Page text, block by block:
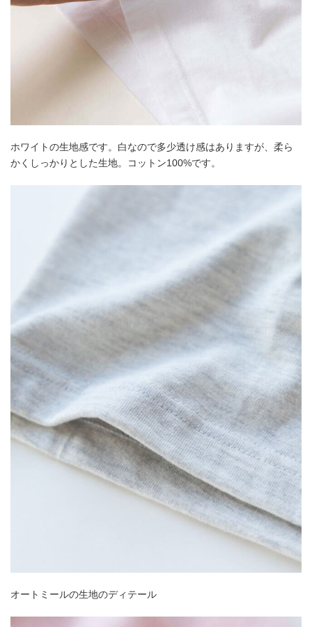
ホワイトの生地感です。白なので多少透け感はありますが、柔ら
かくしっかりとした生地。コットン100%です。
オートミールの生地のディテール